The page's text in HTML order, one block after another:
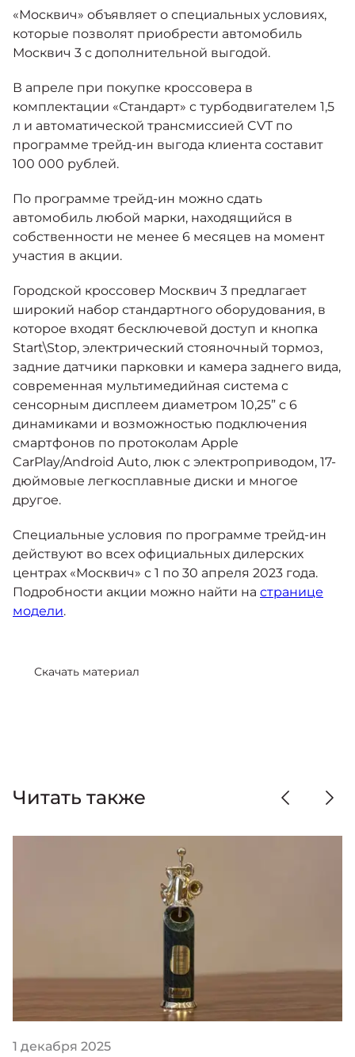
Яркий динамичный седан
от 2 237 000 ₽*
Москвич 3 с ручным
управлением (РУ)
Кроссовер, создающий равные
Москвич 8
Практичный семиместный
от 3 125 000 ₽*
Кредитные программы
Спецпредложения
Калькулятор трейд-ин
Страховые программы
Моторное масло
СЕРВИСНЫЕ АКЦИИ
АКСЕССУАРЫ
КОНТАКТЫ
«Москвич» объявляет о специальных условиях,
которые позволят приобрести автомобиль
Москвич 3 с дополнительной выгодой.
В апреле при покупке кроссовера в
комплектации «Стандарт» с турбодвигателем 1,5
л и автоматической трансмиссией CVT по
программе трейд-ин выгода клиента составит
100 000 рублей.
По программе трейд-ин можно сдать
автомобиль любой марки, находящийся в
собственности не менее 6 месяцев на момент
участия в акции.
Городской кроссовер Москвич 3 предлагает
широкий набор стандартного оборудования, в
которое входят бесключевой доступ и кнопка
Start\Stop, электрический стояночный тормоз,
задние датчики парковки и камера заднего вида,
современная мультимедийная система с
сенсорным дисплеем диаметром 10,25” с 6
динамиками и возможностью подключения
смартфонов по протоколам Apple
CarPlay/Android Auto, люк с электроприводом, 17-
дюймовые легкосплавные диски и многое
другое.
Специальные условия по программе трейд-ин
действуют во всех официальных дилерских
центрах «Москвич» с 1 по 30 апреля 2023 года.
Подробности акции можно найти на странице
модели.
Скачать материал
Читать также
1 декабря 2025